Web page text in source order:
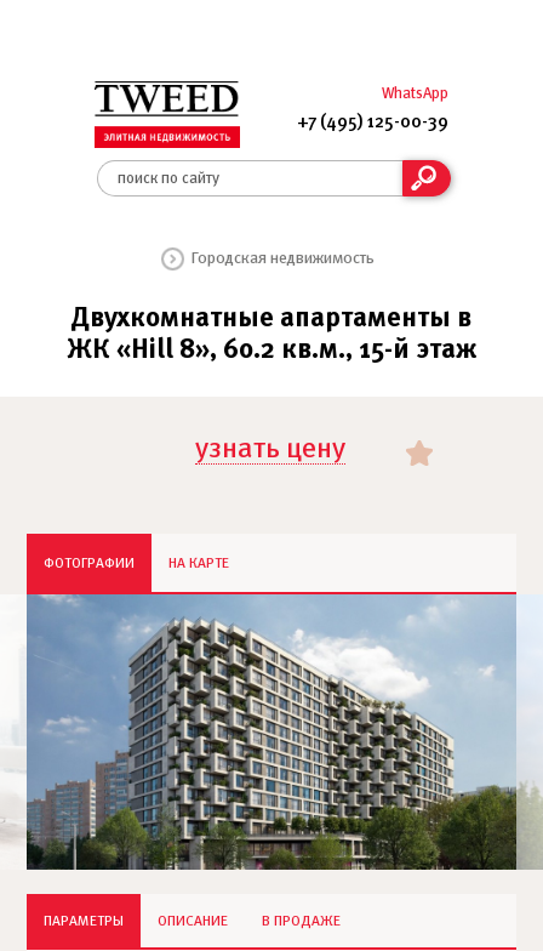
WhatsApp
+7 (495) 125-00-39
Городская недвижимость
Двухкомнатные апартаменты в
ЖК «Hill 8», 60.2 кв.м., 15-й этаж
узнать цену
ФОТОГРАФИИ НА КАРТЕ
ПАРАМЕТРЫ ОПИСАНИЕ В ПРОДАЖЕ